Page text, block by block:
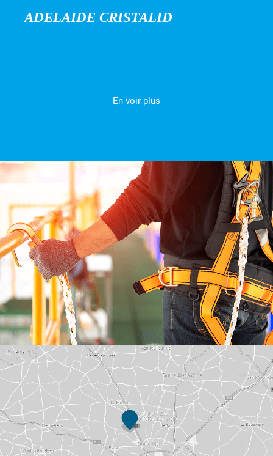
ADELAIDE CRISTALID
En voir plus